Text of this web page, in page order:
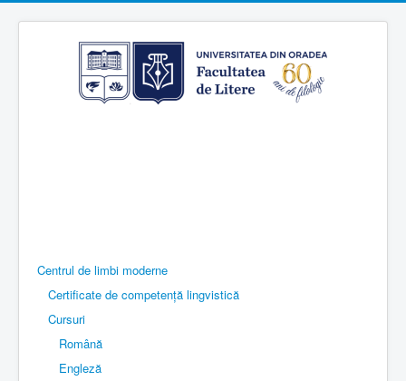
Centrul de limbi moderne
Certificate de competență lingvistică
Cursuri
Română
Engleză